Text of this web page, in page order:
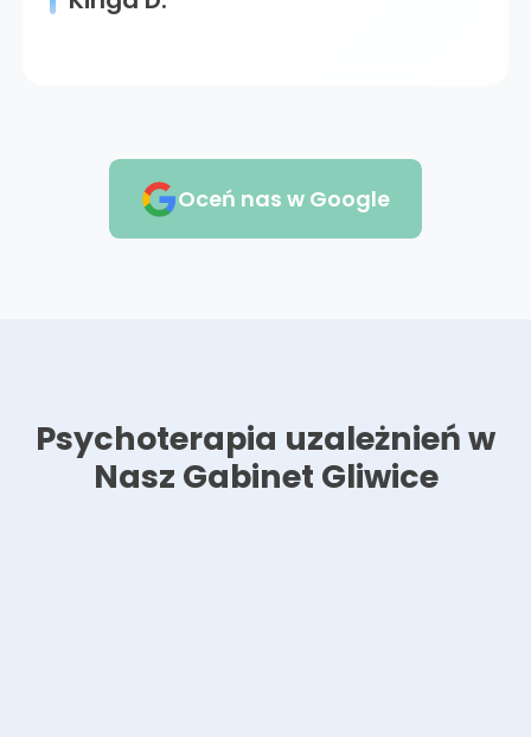
Oceń nas w Google
Psychoterapia uzależnień w
Nasz Gabinet Gliwice